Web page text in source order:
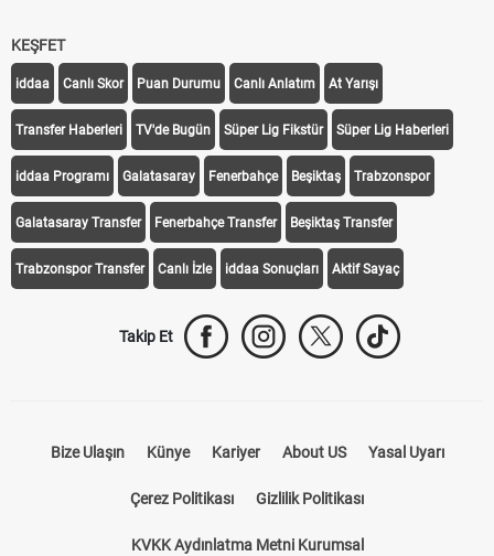
KEŞFET
iddaa Canlı Skor Puan Durumu Canlı Anlatım At Yarışı
Transfer Haberleri TV'de Bugün Süper Lig Fikstür Süper Lig Haberleri
iddaa Programı Galatasaray Fenerbahçe Beşiktaş Trabzonspor
Galatasaray Transfer Fenerbahçe Transfer Beşiktaş Transfer
Trabzonspor Transfer Canlı İzle iddaa Sonuçları Aktif Sayaç
Takip Et
Bize Ulaşın Künye Kariyer About US Yasal Uyarı
Çerez Politikası Gizlilik Politikası
KVKK Aydınlatma Metni Kurumsal